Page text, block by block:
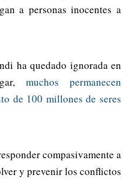
a personas inocentes a
ha quedado ignorada en
muchos permanecen
de 100 millones de seres
compasivamente a
y prevenir los conflictos